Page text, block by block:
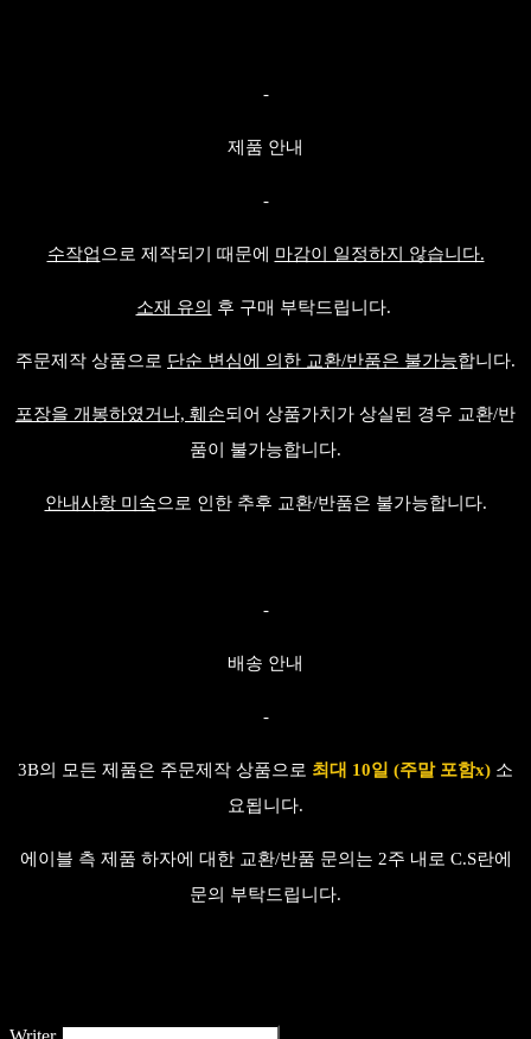
-
제품 안내
-
수작업 으로 제작되기 때문에 마감이 일정하지 않습니다.
소재 유의 후 구매 부탁드립니다.
주문제작 상품으로 단순 변심에 의한 교환/반품은 불가능합니다.
포장을 개봉하였거나, 훼손되어 상품가치가 상실된 경우 교환/반
품이 불가능합니다.
안내사항 미숙으로 인한 추후 교환/반품은 불가능합니다.
-
배송 안내
-
3B의 모든 제품은 주문제작 상품으로 최대 10일 (주말 포함x) 소
요됩니다.
에이블 측 제품 하자에 대한 교환/반품 문의는 2주 내로 C.S란에
문의 부탁드립니다.